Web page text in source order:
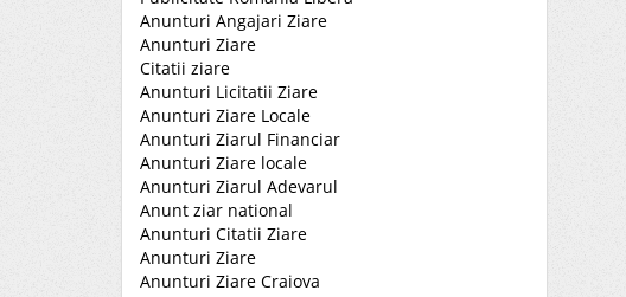
Anunturi Angajari Ziare
Anunturi Ziare
Citatii ziare
Anunturi Licitatii Ziare
Anunturi Ziare Locale
Anunturi Ziarul Financiar
Anunturi Ziare locale
Anunturi Ziarul Adevarul
Anunt ziar national
Anunturi Citatii Ziare
Anunturi Ziare
Anunturi Ziare Craiova